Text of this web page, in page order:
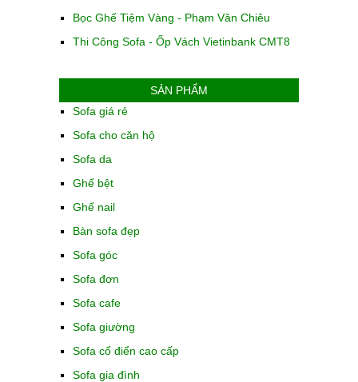
Bọc Ghế Tiệm Vàng - Phạm Văn Chiêu
Thi Công Sofa - Ốp Vách Vietinbank CMT8
SẢN PHẨM
Sofa giá rẻ
Sofa cho căn hộ
Sofa da
Ghế bệt
Ghế nail
Bàn sofa đẹp
Sofa góc
Sofa đơn
Sofa cafe
Sofa giường
Sofa cổ điển cao cấp
Sofa gia đình